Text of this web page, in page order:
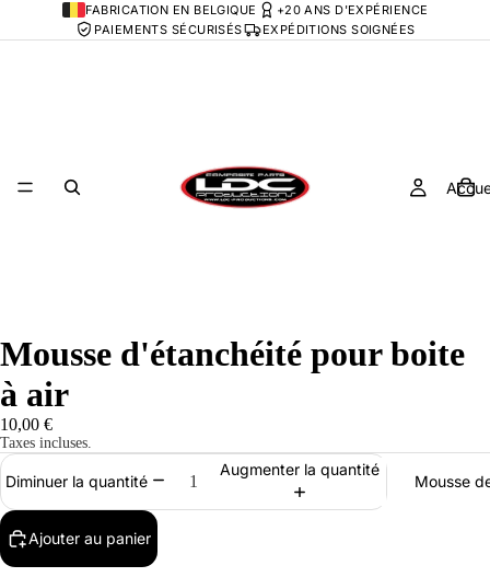
FABRICATION EN BELGIQUE
+20 ANS D'EXPÉRIENCE
PAIEMENTS SÉCURISÉS
EXPÉDITIONS SOIGNÉES
Mousse
Mousse d'étanchéité pour boite
à air
10,00 €
Taxes incluses.
Diminuer la quantité
Augmenter la quantité
Ajouter au panier